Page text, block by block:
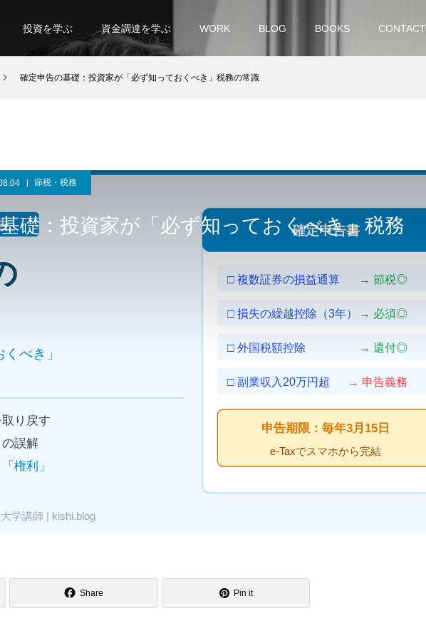
投資を学ぶ 資金調達を学ぶ WORK BLOG BOOKS CONTACT
確定申告の基礎：投資家が「必ず知っておくべき」税務の常識
節税・税務
礎：投資家が「必ず知っておくべき」税務
Share Pin it